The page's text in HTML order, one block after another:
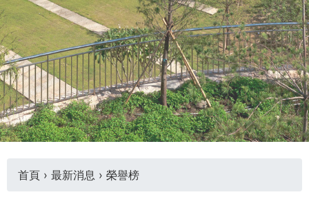
民。
WAGOR
TODAY
THE
WORLD
TOMORROW
PUTTING
YOU
ON
PATH首頁 › 最新消息 › 榮譽榜